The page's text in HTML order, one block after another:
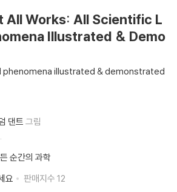
All Works: All Scientific L
Illustrated & Demo
phenomena illustrated & demonstrated
댄트 그림
순간의 과학
요
판매지수 12